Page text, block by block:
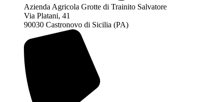
Azienda Agricola Grotte di Trainito Salvatore
Via Platani, 41
90030 Castronovo di Sicilia (PA)